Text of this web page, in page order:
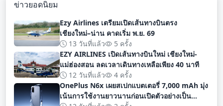
ข่าวยอดนิยม
Ezy Airlines เตรียมเปิดเส้นทางบินตรง
เชียงใหม่–น่าน คาดเริ่ม พ.ย. 69
13 วันที่แล้ว
5 ครั้ง
EZY AIRLINES เปิดเส้นทางบินใหม่ เชียงใหม่-
แม่ฮ่องสอน ลดเวลาเดินทางเหลือเพียง 40 นาที
12 วันที่แล้ว
4 ครั้ง
OnePlus N6x เผยสเปกแบตเตอรี่ 7,000 mAh มุ่ง
เน้นการใช้งานยาวนานก่อนเปิดตัวอย่างเป็น